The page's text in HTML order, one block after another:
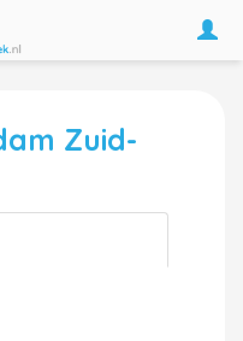
Zuid-